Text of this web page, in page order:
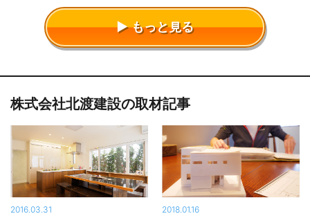
眺めなど、住み心地の良さにつながる気配りなども魅力。
もっと見る
株式会社北渡建設の取材記事
2016.03.31 2018.01.16